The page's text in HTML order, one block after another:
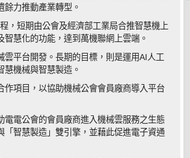
力推動產業轉型。
，短期由公會及經濟部工業局合推智慧機上
慧化的功能，達到萬機聯網上雲端。
平台開發。長期的目標，則是運用AI人工
機械與智慧製造。
項目，以協助機械公會會員廠商導入平台
電公會的會員廠商進入機械雲服務之生態
智慧製造」雙引擎，並藉此促進電子資通